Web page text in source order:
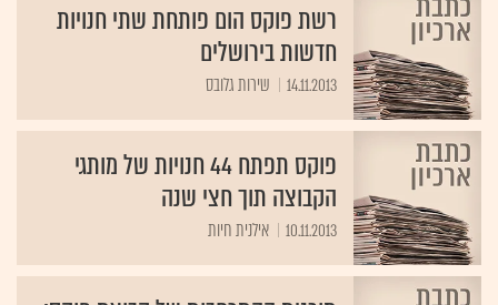
רשת פוקס הום פותחת שתי חנויות
חדשות בירושלים
14.11.2013 שירות גלובס
פוקס תפתח 44 חנויות של מותגי
הקבוצה תוך חצי שנה
10.11.2013 אילנית חיות